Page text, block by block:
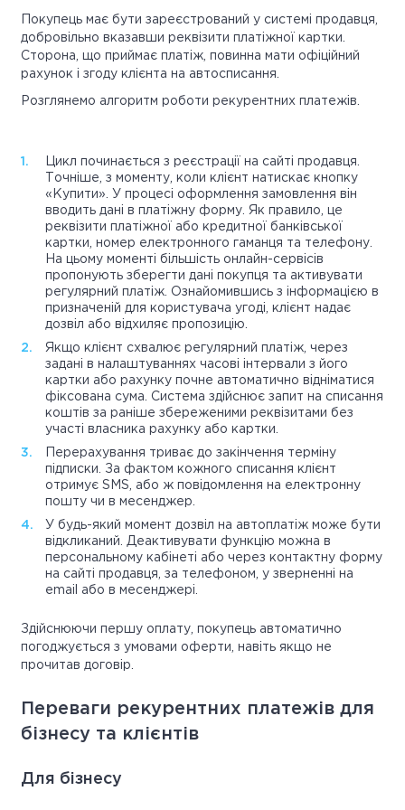
Покупець має бути зареєстрований у системі продавця,
добровільно вказавши реквізити платіжної картки.
Сторона, що приймає платіж, повинна мати офіційний
рахунок і згоду клієнта на автосписання.
Розглянемо алгоритм роботи рекурентних платежів.
Цикл починається з реєстрації на сайті продавця.
Точніше, з моменту, коли клієнт натискає кнопку
«Купити». У процесі оформлення замовлення він
вводить дані в платіжну форму. Як правило, це
реквізити платіжної або кредитної банківської
картки, номер електронного гаманця та телефону.
На цьому моменті більшість онлайн-сервісів
пропонують зберегти дані покупця та активувати
регулярний платіж. Ознайомившись з інформацією в
призначеній для користувача угоді, клієнт надає
дозвіл або відхиляє пропозицію.
Якщо клієнт схвалює регулярний платіж, через
задані в налаштуваннях часові інтервали з його
картки або рахунку почне автоматично відніматися
фіксована сума. Система здійснює запит на списання
коштів за раніше збереженими реквізитами без
участі власника рахунку або картки.
Перерахування триває до закінчення терміну
підписки. За фактом кожного списання клієнт
отримує SMS, або ж повідомлення на електронну
пошту чи в месенджер.
У будь-який момент дозвіл на автоплатіж може бути
відкликаний. Деактивувати функцію можна в
персональному кабінеті або через контактну форму
на сайті продавця, за телефоном, у зверненні на
email або в месенджері.
Здійснюючи першу оплату, покупець автоматично
погоджується з умовами оферти, навіть якщо не
прочитав договір.
Переваги рекурентних платежів для
бізнесу та клієнтів
Для бізнесу